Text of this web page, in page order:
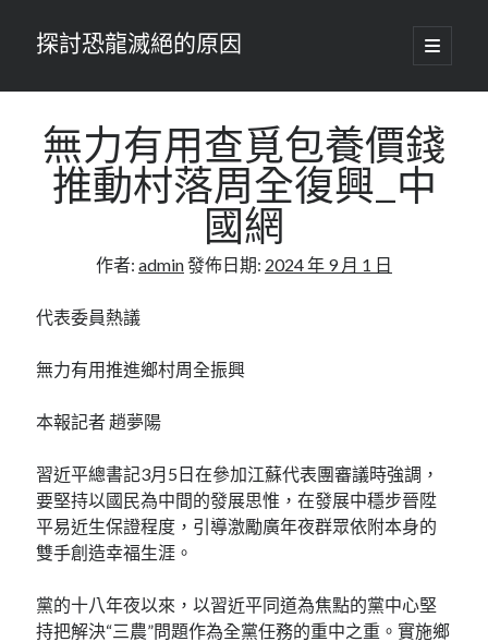
探討恐龍滅絕的原因
開
啟
要
單
無力有用查覓包養價錢
推動村落周全復興_中
國網
作者: admin發佈日期: 2024 年 9 月 1 日
代表委員熱議
無力有用推進鄉村周全振興
本報記者 趙夢陽
習近平總書記3月5日在參加江蘇代表團審議時強調，
要堅持以國民為中間的發展思惟，在發展中穩步晉陞
平易近生保證程度，引導激勵廣年夜群眾依附本身的
雙手創造幸福生涯。
黨的十八年夜以來，以習近平同道為焦點的黨中心堅
持把解決“三農”問題作為全黨任務的重中之重。實施鄉